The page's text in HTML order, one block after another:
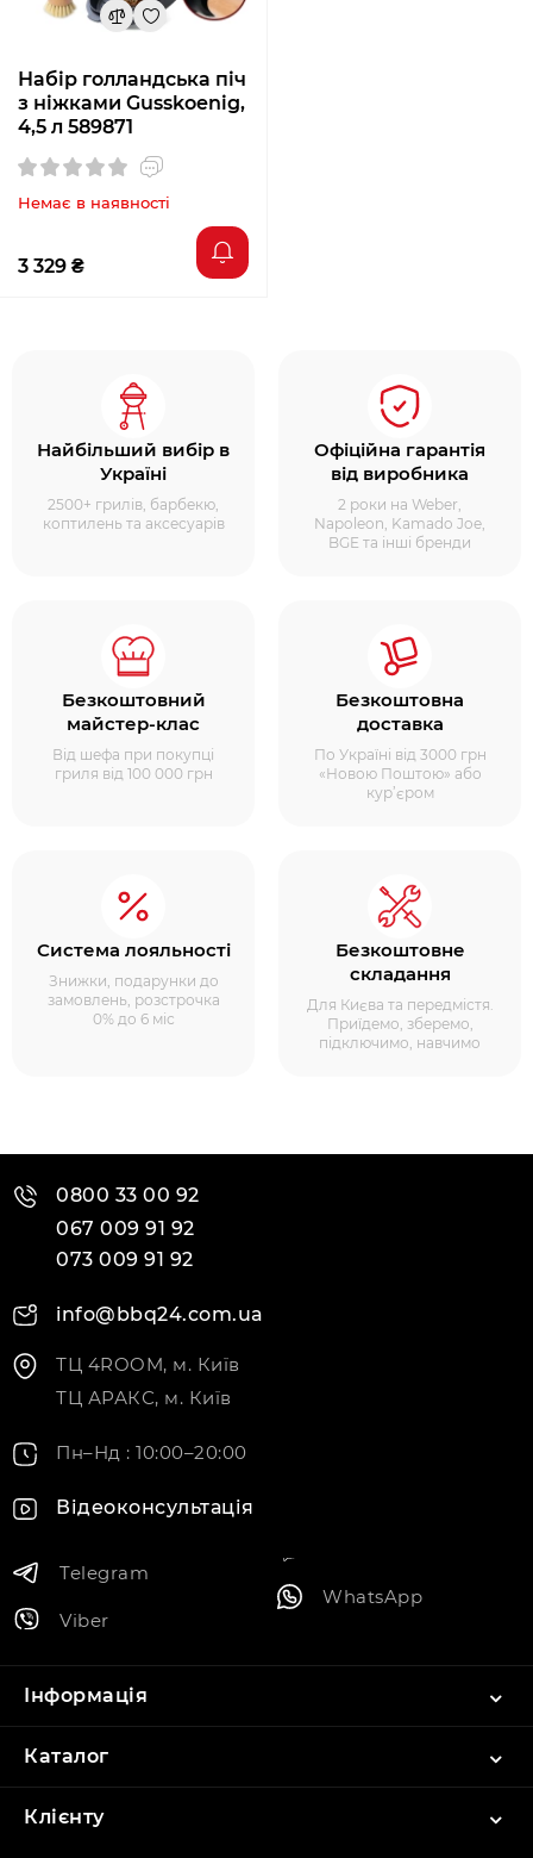
Набір голландська піч
з ніжками Gusskoenig,
4,5 л 589871
Немає в наявності
3 329 ₴
Найбільший вибір в
Україні
2500+ грилів, барбекю,
коптилень та аксесуарів
Офіційна гарантія
від виробника
2 роки на Weber,
Napoleon, Kamado Joe,
BGE та інші бренди
Безкоштовний
майстер-клас
Від шефа при покупці
гриля від 100 000 грн
Безкоштовна
доставка
По Україні від 3000 грн
«Новою Поштою» або
кур’єром
Система лояльності
Знижки, подарунки до
замовлень, розстрочка
0% до 6 міс
Безкоштовне
складання
Для Києва та передмістя.
Приїдемо, зберемо,
підключимо, навчимо
0800 33 00 92
067 009 91 92
073 009 91 92
info@bbq24.com.ua
ТЦ 4ROOM, м. Київ
ТЦ АРАКС, м. Київ
Пн–Нд : 10:00–20:00
Відеоконсультація
Telegram
Viber
WhatsApp
Інформація
Каталог
Клієнту